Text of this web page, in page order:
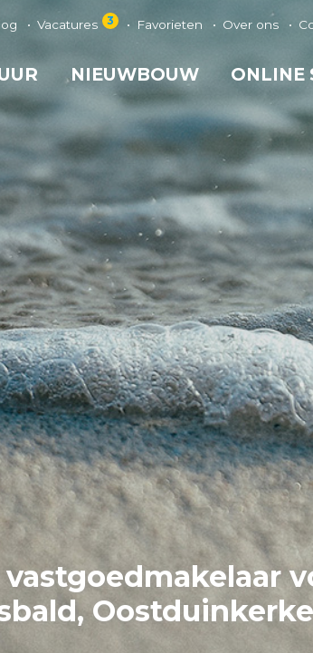
Vacatures 3 Favorieten Over ons
NIEUWBOUW ONLINE